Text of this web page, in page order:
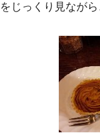
じっくり見なが